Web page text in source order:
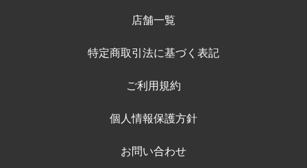
店舗一覧
特定商取引法に基づく表記
ご利用規約
個人情報保護方針
お問い合わせ